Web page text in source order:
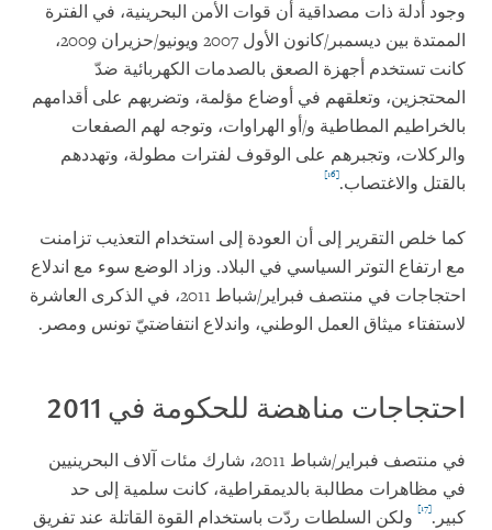
وجود أدلة ذات مصداقية أن قوات الأمن البحرينية، في الفترة
الممتدة بين ديسمبر/كانون الأول 2007 ويونيو/حزيران 2009،
كانت تستخدم أجهزة الصعق بالصدمات الكهربائية ضدّ
المحتجزين، وتعلقهم في أوضاع مؤلمة، وتضربهم على أقدامهم
بالخراطيم المطاطية و/أو الهراوات، وتوجه لهم الصفعات
والركلات، وتجبرهم على الوقوف لفترات مطولة، وتهددهم
بالقتل والاغتصاب.[16]
كما خلص التقرير إلى أن العودة إلى استخدام التعذيب تزامنت
مع ارتفاع التوتر السياسي في البلاد. وزاد الوضع سوء مع اندلاع
احتجاجات في منتصف فبراير/شباط 2011، في الذكرى العاشرة
لاستفتاء ميثاق العمل الوطني، واندلاع انتفاضتيّ تونس ومصر.
احتجاجات مناهضة للحكومة في 2011
في منتصف فبراير/شباط 2011، شارك مئات آلاف البحرينيين
في مظاهرات مطالبة بالديمقراطية، كانت سلمية إلى حد
كبير.[17] ولكن السلطات ردّت باستخدام القوة القاتلة عند تفريق